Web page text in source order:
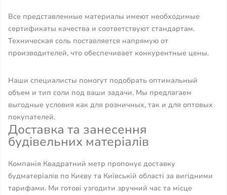
Все представленные материалы имеют необходимые
сертификаты качества и соответствуют стандартам.
Техническая соль поставляется напрямую от
производителей, что обеспечивает конкурентные цены.
Наши специалисты помогут подобрать оптимальный
объем и тип соли под ваши задачи. Мы предлагаем
выгодные условия как для розничных, так и для оптовых
покупателей.
Доставка та занесення
будівельних матеріалів
Компанія Квадратний метр пропонує доставку
будматеріалів по Києву та Київській області за вигідними
тарифами. Ми готові узгодити зручний час та місце